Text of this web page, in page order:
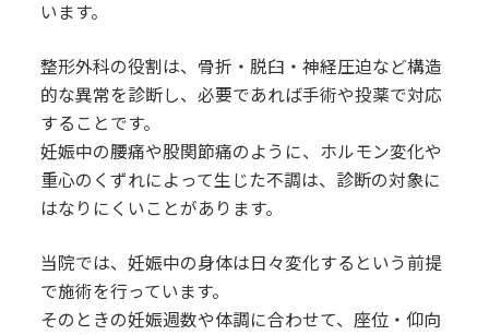
います。
整形外科の役割は、骨折・脱臼・神経圧迫など構造
的な異常を診断し、必要であれば手術や投薬で対応
することです。
妊娠中の腰痛や股関節痛のように、ホルモン変化や
重心のくずれによって生じた不調は、診断の対象に
はなりにくいことがあります。
当院では、妊娠中の身体は日々変化するという前提
で施術を行っています。
そのときの妊娠週数や体調に合わせて、座位・仰向